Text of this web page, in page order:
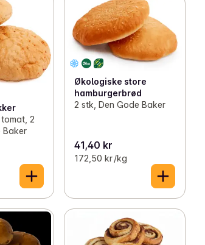
2
Baker
Økologiske store
hamburgerbrød
2 stk, Den Gode Baker
41,40 kr
172,50 kr /kg